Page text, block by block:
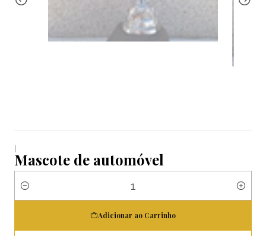
|
Mascote de automóvel
Quantidade
Adicionar ao Carrinho